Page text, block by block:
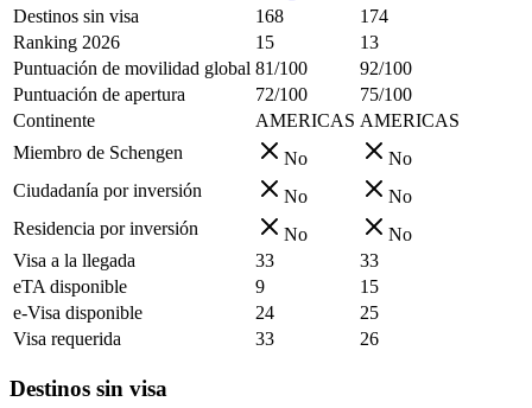
Destinos sin visa
168
174
Ranking 2026
15
13
Puntuación de movilidad global 81/100
92/100
Puntuación de apertura
72/100
75/100
Continente
AMERICAS AMERICAS
Miembro de Schengen
No
No
Ciudadanía por inversión
No
No
Residencia por inversión
No
No
Visa a la llegada
33
33
eTA disponible
9
15
e-Visa disponible
24
25
Visa requerida
33 26
Destinos sin visa